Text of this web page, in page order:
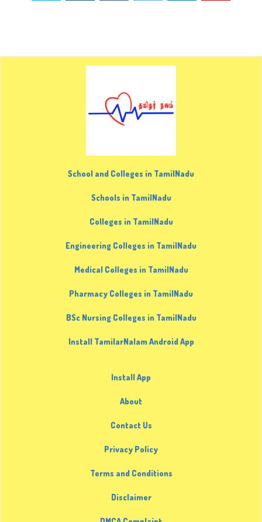
School and Colleges in TamilNadu
Schools in TamilNadu
Colleges in TamilNadu
Engineering Colleges in TamilNadu
Medical Colleges in TamilNadu
Pharmacy Colleges in TamilNadu
BSc Nursing Colleges in TamilNadu
Install TamilarNalam Android App
Install App
About
Contact Us
Privacy Policy
Terms and Conditions
Disclaimer